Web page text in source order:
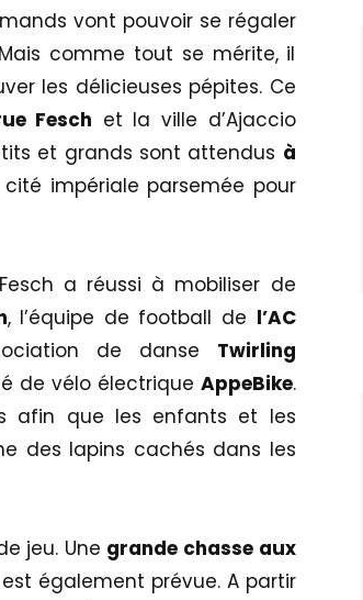
vont pouvoir se régaler
comme tout se mérite, il
les délicieuses pépites. Ce
Fesch et la ville d’Ajaccio
et grands sont attendus à
impériale parsemée pour
a réussi à mobiliser de
, l’équipe de football de l’AC
de danse Twirling
de vélo électrique AppeBike.
afin que les enfants et les
des lapins cachés dans les
jeu. Une grande chasse aux
également prévue. A partir